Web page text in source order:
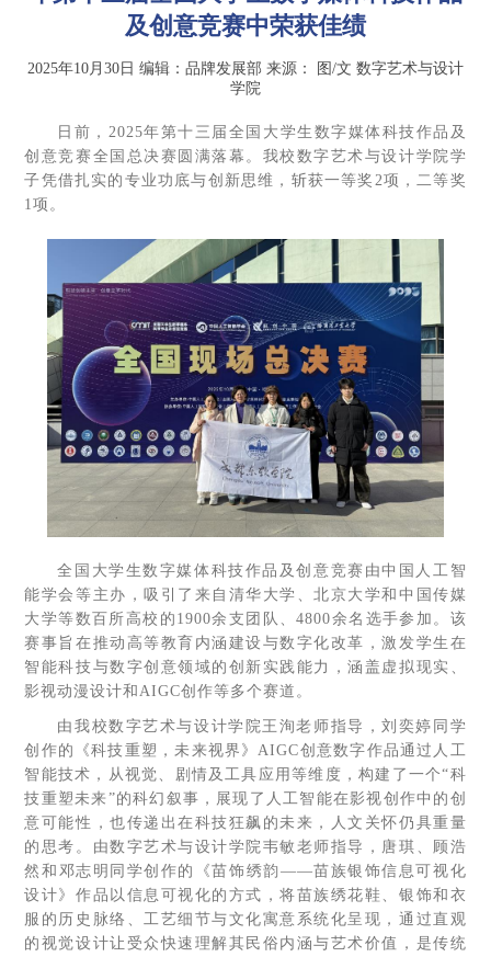
及创意竞赛中荣获佳绩
2025年10月30日 编辑：品牌发展部 来源：
图/文 数字艺术与设计
学院
日前，2025年第十三届全国大学生数字媒体科技作品及
创意竞赛全国总决赛圆满落幕。我校数字艺术与设计学院学
子凭借扎实的专业功底与创新思维，斩获一等奖2项，二等奖
1项。
全国大学生数字媒体科技作品及创意竞赛由中国人工智
能学会等主办，吸引了来自清华大学、北京大学和中国传媒
大学等数百所高校的1900余支团队、4800余名选手参加。该
赛事旨在推动高等教育内涵建设与数字化改革，激发学生在
智能科技与数字创意领域的创新实践能力，涵盖虚拟现实、
影视动漫设计和AIGC创作等多个赛道。
由我校数字艺术与设计学院王洵老师指导，刘奕婷同学
创作的《科技重塑，未来视界》AIGC创意数字作品通过人工
智能技术，从视觉、剧情及工具应用等维度，构建了一个“科
技重塑未来”的科幻叙事，展现了人工智能在影视创作中的创
意可能性，也传递出在科技狂飙的未来，人文关怀仍具重量
的思考。由数字艺术与设计学院韦敏老师指导，唐琪、顾浩
然和邓志明同学创作的《苗饰绣韵——苗族银饰信息可视化
设计》作品以信息可视化的方式，将苗族绣花鞋、银饰和衣
服的历史脉络、工艺细节与文化寓意系统化呈现，通过直观
的视觉设计让受众快速理解其民俗内涵与艺术价值，是传统